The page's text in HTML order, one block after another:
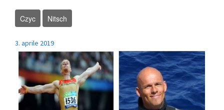
Czyc Nitsch
3. aprile 2019